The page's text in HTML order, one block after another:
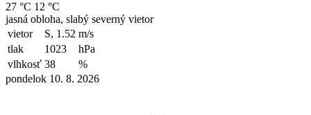
27 °C 12 °C
jasná obloha, slabý severný vietor
vietor
S, 1.52 m/s
tlak
1023
hPa
vlhkosť 38
%
pondelok 10. 8. 2026